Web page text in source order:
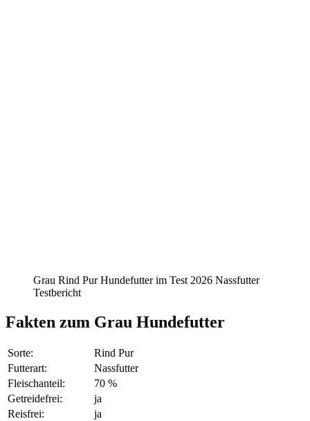
Grau Rind Pur Hundefutter im Test 2026 Nassfutter
Testbericht
Fakten zum Grau Hundefutter
Sorte:
Rind Pur
Futterart:
Nassfutter
Fleischanteil:
70 %
Getreidefrei:
ja
Reisfrei:
ja